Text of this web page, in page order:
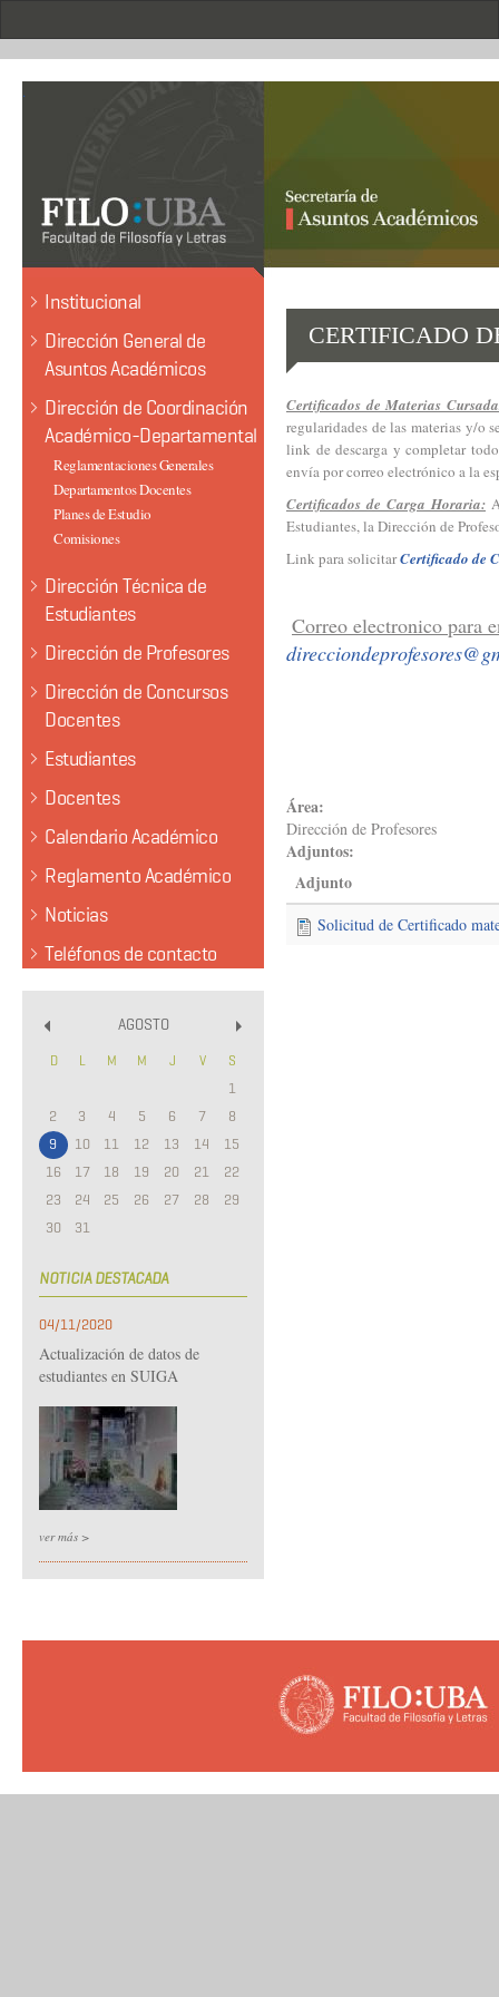
.
Institucional
Dirección General de
Asuntos Académicos
Dirección de Coordinación
Académico-Departamental
Reglamentaciones Generales
Departamentos Docentes
Planes de Estudio
Comisiones
Dirección Técnica de
Estudiantes
Dirección de Profesores
Dirección de Concursos
Docentes
Estudiantes
Docentes
Calendario Académico
Reglamento Académico
Noticias
Teléfonos de contacto
AGOSTO
D L M M J V S
1
2
3 4 5 6 7
8
9
10 11 12 13 14
15
16
17 18 19 20 21
22
23
24 25 26 27 28
29
30
31
NOTICIA DESTACADA
04/11/2020
Actualización de datos de
estudiantes en SUIGA
ver más >
CERTIFICADO
Certificados de Materias
regularidades de las materias y/o
link de descarga y completar
envía por correo electrónico a la
Certificados de Carga Horaria:
Estudiantes, la Dirección de
Link para solicitarCertificado de
Correo electronico para
Área:
Dirección de Profesores
Adjuntos:
Adjunto
Solicitud de Certificado